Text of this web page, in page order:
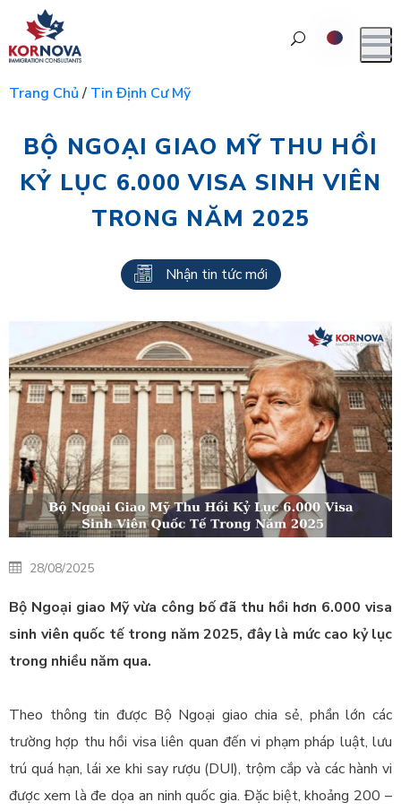
Trang Chủ/ Tin Định Cư Mỹ
BỘ NGOẠI GIAO MỸ THU HỒI
KỶ LỤC 6.000 VISA SINH VIÊN
TRONG NĂM 2025
Nhận tin tức mới
28/08/2025
Bộ Ngoại giao Mỹ vừa công bố đã thu hồi hơn 6.000 visa
sinh viên quốc tế trong năm 2025, đây là mức cao kỷ lục
trong nhiều năm qua.
Theo thông tin được Bộ Ngoại giao chia sẻ, phần lớn các
trường hợp thu hồi visa liên quan đến vi phạm pháp luật, lưu
trú quá hạn, lái xe khi say rượu (DUI), trộm cắp và các hành vi
được xem là đe dọa an ninh quốc gia. Đặc biệt, khoảng 200 –